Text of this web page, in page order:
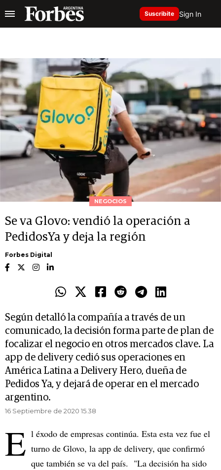
Suscribite Sign In
NEGOCIOS
Se va Glovo: vendió la operación a
PedidosYa y deja la región
Forbes Digital
Según detalló la compañía a través de un
comunicado, la decisión forma parte de plan de
focalizar el negocio en otros mercados clave. La
app de delivery cedió sus operaciones en
América Latina a Delivery Hero, dueña de
Pedidos Ya, y dejará de operar en el mercado
argentino.
16 Septiembre de 2020 15.38
E l éxodo de empresas continúa. Esta esta vez fue el
turno de Glovo, la app de delivery, que confirmó
que también se va del país. "La decisión ha sido